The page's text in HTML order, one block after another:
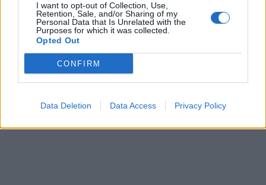
I want to opt-out of Collection, Use,
Retention, Sale, and/or Sharing of my
Personal Data that Is Unrelated with the
Purposes for which it was collected.
Opted Out
CONFIRM
Data Deletion Data Access Privacy Policy
ΔΙΑΦΗΜΙΣΗ